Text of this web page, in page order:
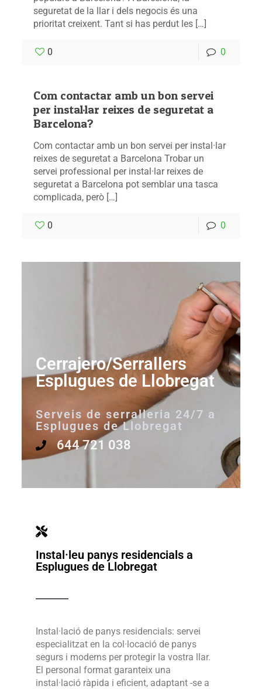
seguretat de la llar i dels negocis és una
prioritat creixent. Tant si has perdut les […]
0 0
Com contactar amb un bon servei
per instal·lar reixes de seguretat a
Barcelona?
Com contactar amb un bon servei per instal·lar
reixes de seguretat a Barcelona Trobar un
servei professional per instal·lar reixes de
seguretat a Barcelona pot semblar una tasca
complicada, però […]
0 0
Cerrajero/Serrallers
Esplugues de Llobregat
Serveis de serralleria 24/7 a
Esplugues de Llobregat
644 721 038
Instal·leu panys residencials a
Esplugues de Llobregat
Instal·lació de panys residencials: servei
especialitzat en la col·locació de panys
segurs i moderns per protegir la vostra llar.
El personal format garanteix una
instal·lació ràpida i eficient, adaptant -se a